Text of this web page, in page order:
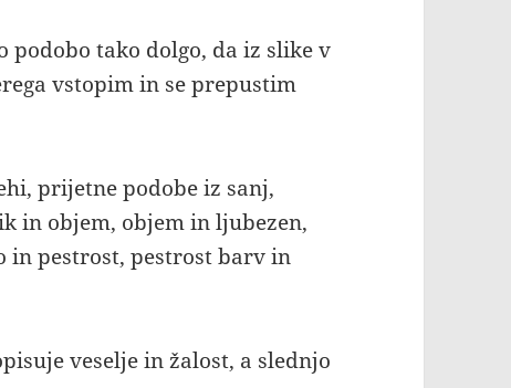
podobo tako dolgo, da iz slike v
vstopim in se prepustim
prijetne podobe iz sanj,
in objem, objem in ljubezen,
pestrost, pestrost barv in
veselje in žalost, a slednjo